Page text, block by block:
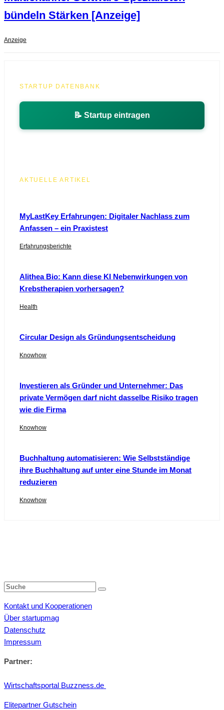
bündeln Stärken [Anzeige]
Anzeige
STARTUP DATENBANK
📝 Startup eintragen
AKTUELLE ARTIKEL
MyLastKey Erfahrungen: Digitaler Nachlass zum
Anfassen – ein Praxistest
Erfahrungsberichte
Alithea Bio: Kann diese KI Nebenwirkungen von
Krebstherapien vorhersagen?
Health
Circular Design als Gründungsentscheidung
Knowhow
Investieren als Gründer und Unternehmer: Das
private Vermögen darf nicht dasselbe Risiko tragen
wie die Firma
Knowhow
Buchhaltung automatisieren: Wie Selbstständige
ihre Buchhaltung auf unter eine Stunde im Monat
reduzieren
Knowhow
Kontakt und Kooperationen
Über startupmag
Datenschutz
Impressum
Partner:
Wirtschaftsportal Buzzness.de
Elitepartner Gutschein